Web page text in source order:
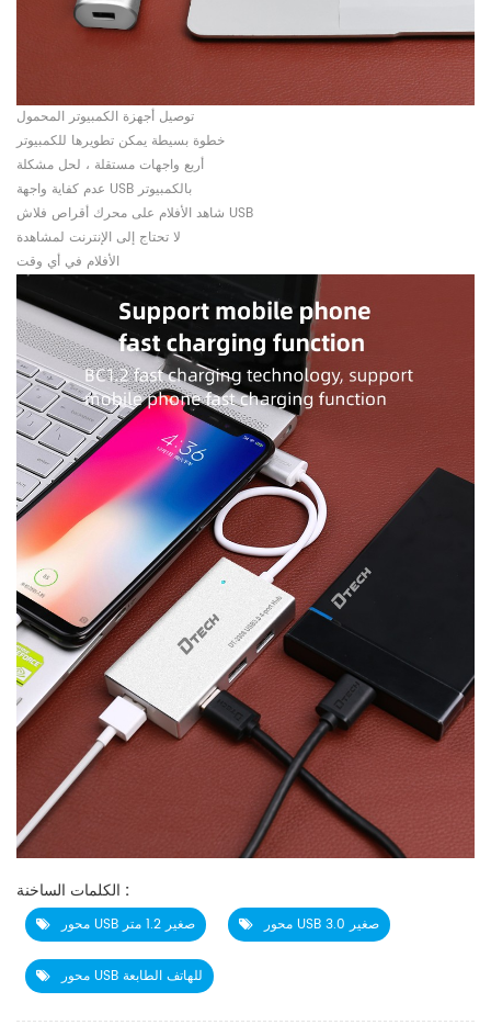
توصيل أجهزة الكمبيوتر المحمول
خطوة بسيطة يمكن تطويرها للكمبيوتر
أربع واجهات مستقلة ، لحل مشكلة
عدم كفاية واجهة USB بالكمبيوتر
شاهد الأفلام على محرك أقراص فلاش USB
لا تحتاج إلى الإنترنت لمشاهدة
الأفلام في أي وقت
الكلمات الساخنة :
محور USB صغير 1.2 متر محور USB 3.0 صغير
محور USB للهاتف الطابعة